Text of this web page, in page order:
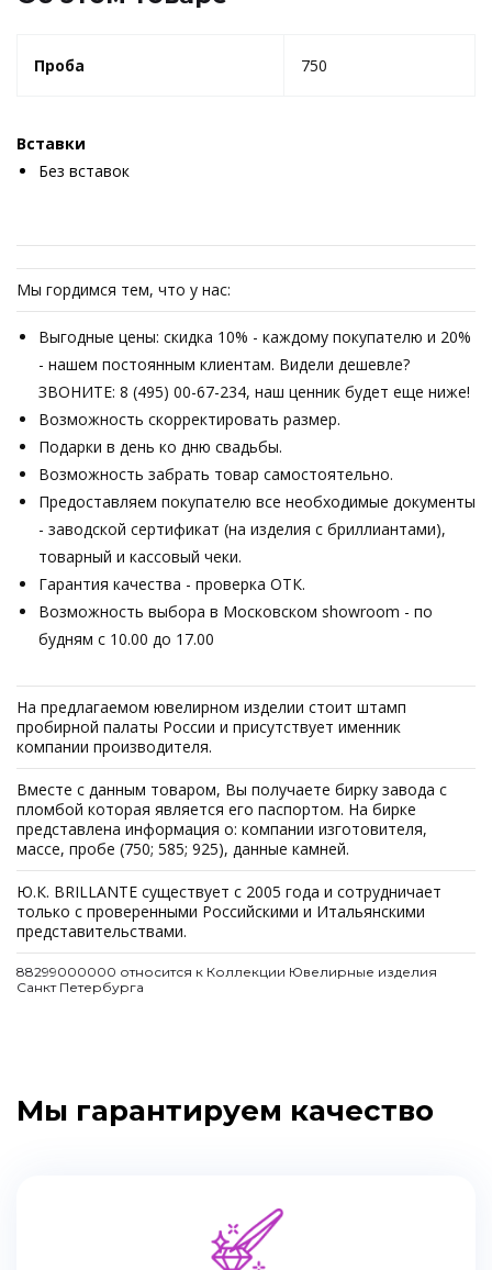
Проба 750
Вставки
Без вставок
Мы гордимся тем, что у нас:
Выгодные цены: скидка 10% - каждому покупателю и 20%
- нашем постоянным клиентам. Видели дешевле?
ЗВОНИТЕ: 8 (495) 00-67-234, наш ценник будет еще ниже!
Возможность скорректировать размер.
Подарки в день ко дню свадьбы.
Возможность забрать товар самостоятельно.
Предоставляем покупателю все необходимые документы
- заводской сертификат (на изделия с бриллиантами),
товарный и кассовый чеки.
Гарантия качества - проверка ОТК.
Возможность выбора в Московском showroom - по
будням с 10.00 до 17.00
На предлагаемом ювелирном изделии стоит штамп
пробирной палаты России и присутствует именник
компании производителя.
Вместе с данным товаром, Вы получаете бирку завода с
пломбой которая является его паспортом. На бирке
представлена информация о: компании изготовителя,
массе, пробе (750; 585; 925), данные камней.
Ю.К. BRILLANTE существует с 2005 года и сотрудничает
только с проверенными Российскими и Итальянскими
представительствами.
88299000000 относится к Коллекции Ювелирные изделия
Санкт Петербурга
Мы гарантируем качество